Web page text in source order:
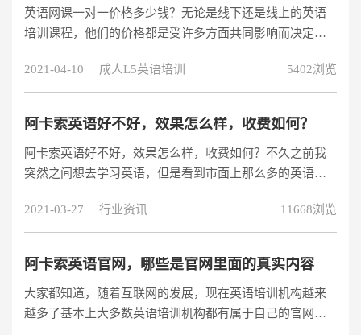
英语网课一对一价格多少钱？无论是线下还是线上的英语
培训课程，他们的价格都是受许多方面共同影响而决定
以家长在选择英语培训课程的时候不要只看价格，还要结
合培训机构的各个方面综合来看才能选出最佳的机构。下
吧。可能家长们会担心外教一对一的课程费用太贵，如果
想要性价比高的外教英语培训课程，这家机构的课程值得
一试，一对一在线培训，一年的费用只需6988
2021-04-10 成人L5英语培训 5402浏览
阿卡索英语好不好，效果怎么样，收费如何？
阿卡索英语好不好，效果怎么样，收费如何？不久之前我
突然之间想去学习英语，但是看到市面上那么多的英语培
英语培训机构还不错，想要去学习一下，但是不知道怎么
收费的呢。阿卡索英语怎么样？可能很多的人和我一样，
机构学习效果，收费，上课等方面的信息，下面，我将会
给大家分享一下阿卡索英语这家培训机构。价值388元外教
英语课程领取：https://www
2021-03-27 行业资讯 11668浏览
阿卡索英语官网，哪些是官网里面的真实内容
大家都知道，随着互联网的发展，现在英语培训机构越来
越多了基本上大多数英语培训机构都有属于自己的官网，